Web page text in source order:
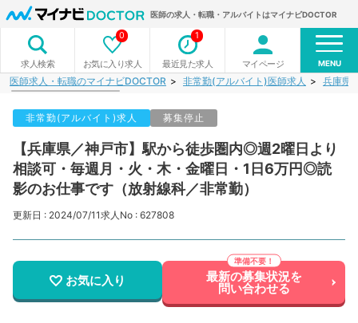
医師の求人・転職・アルバイトはマイナビDOCTOR
求人検索 お気に入り求人
0
最近見た求人
1
マイページ MENU
医師求人・転職のマイナビDOCTOR 非常勤(アルバイト)医師求人 兵庫県
非常勤(アルバイト)求人 募集停止
【兵庫県／神戸市】駅から徒歩圏内◎週2曜日より
相談可・毎週月・火・木・金曜日・1日6万円◎読
影のお仕事です（放射線科／非常勤）
更新日 : 2024/07/11求人No : 627808
お気に入り 最新の募集状況を
問い合わせる